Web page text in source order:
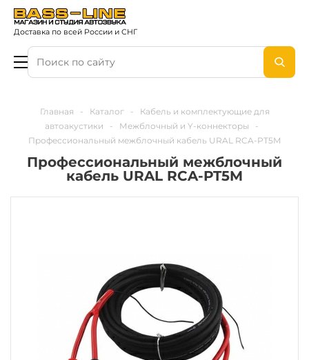
Доставка по всей России и СНГ
Главная - Каталог -
Кабель и комплектующие для
автоакустики
- Межблочный и Y-коннекторы
-
Профессиональный межблочный кабель URAL RCA-PT5M
Профессиональный межблочный
кабель URAL RCA-PT5M